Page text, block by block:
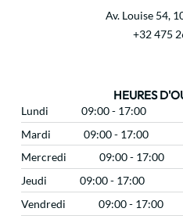
Av. Louise 54,
+32 475
HEURES
Lundi
09:00 - 17:00
Mardi
09:00 - 17:00
Mercredi
09:00 - 17:00
Jeudi
09:00 - 17:00
Vendredi
09:00 - 17:00